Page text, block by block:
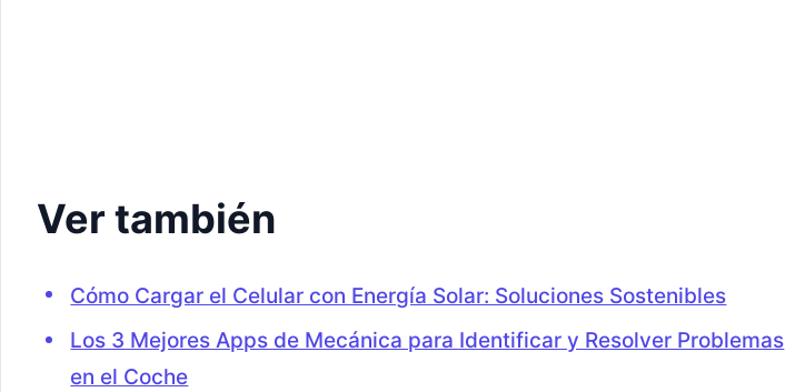
Ver también
Cómo Cargar el Celular con Energía Solar: Soluciones Sostenibles
Los 3 Mejores Apps de Mecánica para Identificar y Resolver Problemas
en el Coche